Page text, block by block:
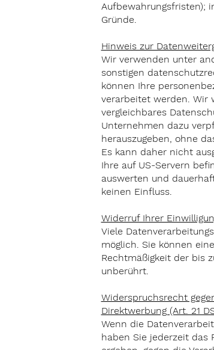
Aufbewahrungsfristen);
Gründe.
Hinweis zur
Wir verwenden unter
sonstigen
können Ihre
verarbeitet werden. Wir
vergleichbares
Unternehmen dazu
herauszugeben, ohne
Es kann daher nicht
Ihre auf US-Servern
auswerten und
keinen Einfluss.
Widerruf Ihrer
Viele
möglich. Sie können
Rechtmäßigkeit der bis
unberührt.
Widerspruchsrecht
Direktwerbung (Art. 21
Wenn die
haben Sie jederzeit das